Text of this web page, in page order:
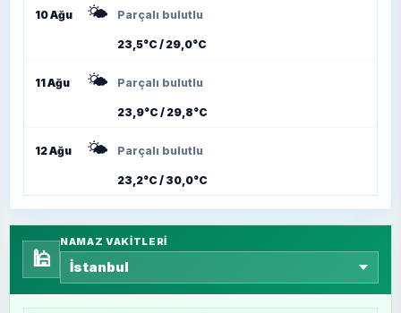
10 Ağu 🌤️ Parçalı bulutlu
23,5°C / 29,0°C
11 Ağu 🌤️ Parçalı bulutlu
23,9°C / 29,8°C
12 Ağu 🌤️ Parçalı bulutlu
23,2°C / 30,0°C
🕌
NAMAZ VAKITLERI